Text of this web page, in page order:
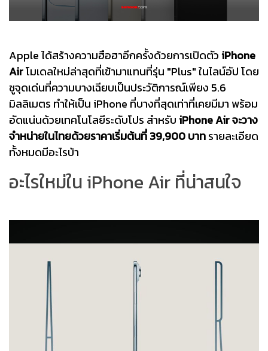
Apple ได้สร้างความฮือฮาอีกครั้งด้วยการเปิดตัวiPhone
Airโมเดลใหม่ล่าสุดที่เข้ามาแทนที่รุ่น "Plus" ในไลน์อัป โดย
ชูจุดเด่นที่ความบางเฉียบเป็นประวัติการณ์เพียง 5.6
มิลลิเมตร ทำให้เป็น iPhone ที่บางที่สุดเท่าที่เคยมีมา พร้อม
อัดแน่นด้วยเทคโนโลยีระดับโปร สำหรับiPhone Air จะวาง
จำหน่ายในไทยด้วยราคาเริ่มต้นที่ 39,900 บาทรายละเอียด
ทั้งหมดมีอะไรบ้า
อะไรใหม่ใน iPhone Air ที่น่าสนใจ